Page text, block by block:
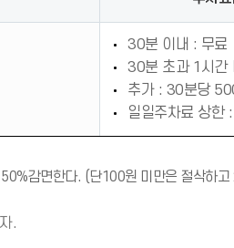
30분 이내 : 무료
30분 초과 1시간
추가 : 30분당
일일주차료 상한
감면한다. (단100원 미만은 절삭하
.